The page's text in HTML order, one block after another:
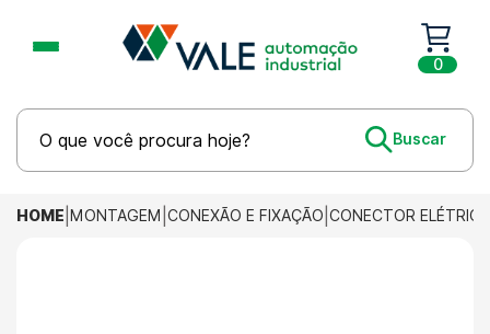
0
HOME MONTAGEM CONEXÃO E FIXAÇÃO CONECTOR